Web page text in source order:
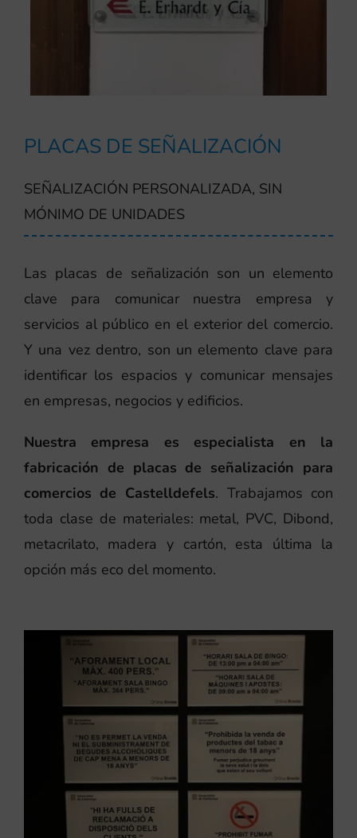
PLACAS DE SEÑALIZACIÓN
SEÑALIZACIÓN PERSONALIZADA, SIN
MÓNIMO DE UNIDADES
Las placas de señalización son un elemento
clave para comunicar nuestra empresa y
servicios al público en el exterior del comercio.
Y una vez dentro, son un elemento clave para
identificar los espacios y comunicar mensajes
en empresas, negocios y edificios.
Nuestra empresa es especialista en la
fabricación de placas de señalización para
comercios de Castelldefels. Trabajamos con
toda clase de materiales: metal, PVC, Dibond,
metacrilato, madera y cartón, esta última la
opción más eco del momento.